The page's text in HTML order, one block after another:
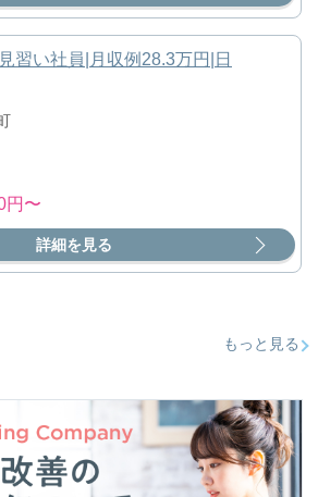
習い社員|月収例28.3万円|日
円〜
詳細を見る
もっと見る